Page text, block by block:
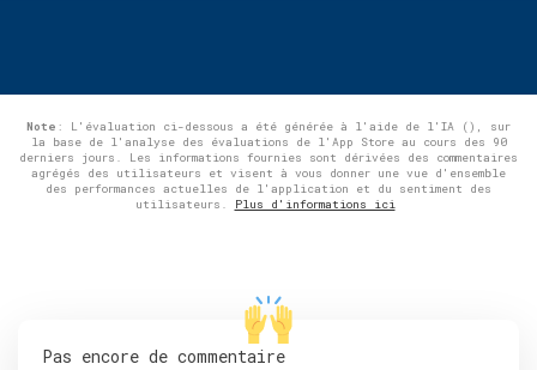
Note : L'évaluation ci-dessous a été générée à l'aide de l'IA (), sur
la base de l'analyse des évaluations de l'App Store au cours des 90
derniers jours. Les informations fournies sont dérivées des commentaires
agrégés des utilisateurs et visent à vous donner une vue d'ensemble
des performances actuelles de l'application et du sentiment des
utilisateurs.
Plus d'informations ici
Pas encore de commentaire